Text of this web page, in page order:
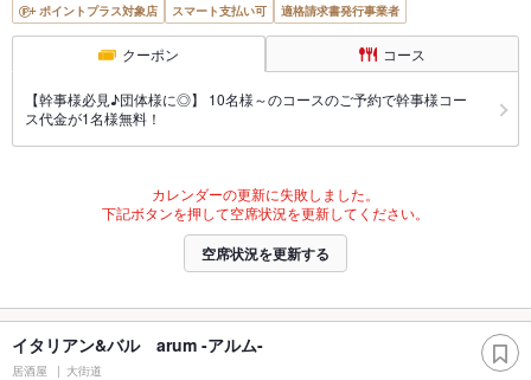
ポイントプラス対象店
スマート支払い可 適格請求書発行事業者
クーポン コース
【幹事様必見♪団体様に◎】 10名様～のコースのご予約で幹事様コー
ス代金が1名様無料！
カレンダーの更新に失敗しました。
下記ボタンを押して空席状況を更新してください。
空席状況を更新する
イタリアン&バル arum -アルム-
居酒屋 大街道